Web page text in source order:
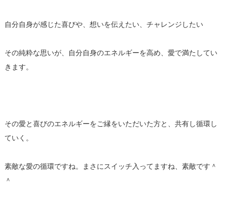
自分自身が感じた喜びや、想いを伝えたい、チャレンジしたい
その純粋な思いが、自分自身のエネルギーを高め、愛で満たしてい
きます。
その愛と喜びのエネルギーをご縁をいただいた方と、共有し循環し
ていく。
素敵な愛の循環ですね。まさにスイッチ入ってますね、素敵です＾
＾